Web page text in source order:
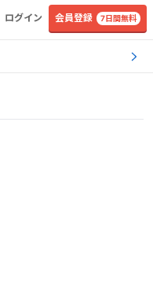
ログイン 会員登録 7日間無料